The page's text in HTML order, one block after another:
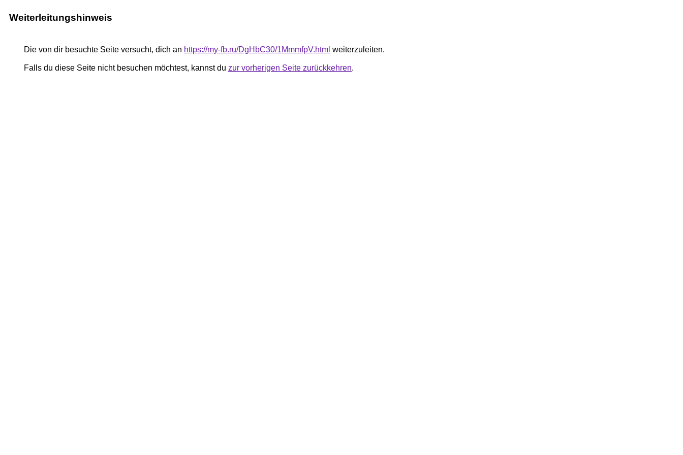
Weiterleitungshinweis
Die von dir besuchte Seite versucht, dich an https://my-fb.ru/DgHbC30/1MmmfpV.html weiterzuleiten.
Falls du diese Seite nicht besuchen möchtest, kannst du zur vorherigen Seite zurückkehren.